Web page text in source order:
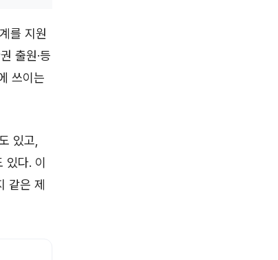
를 지원
출원·등
쓰이는
있고,
있다. 이
같은 제